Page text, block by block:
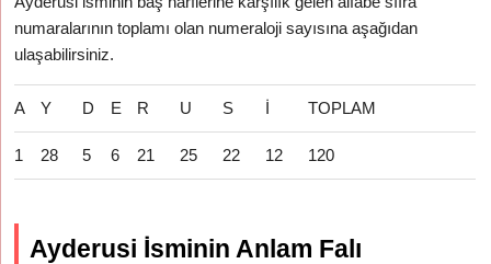
numaralarının toplamı olan numeraloji sayısına aşağıdan
ulaşabilirsiniz.
A Y D E R U S İ TOPLAM
1 28 5 6 21 25 22 12 120
Ayderusi İsminin Anlam Falı